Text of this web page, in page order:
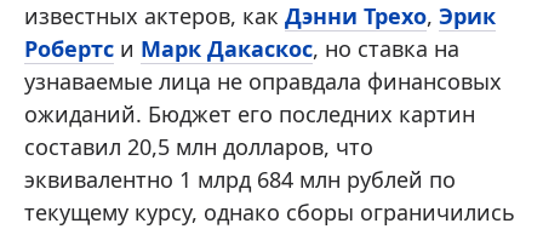
известных актеров, как Дэнни Трехо, Эрик
Робертс и Марк Дакаскос, но ставка на
узнаваемые лица не оправдала финансовых
ожиданий. Бюджет его последних картин
составил 20,5 млн долларов, что
эквивалентно 1 млрд 684 млн рублей по
текущему курсу, однако сборы ограничились